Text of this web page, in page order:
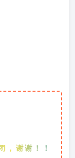
谢！！！